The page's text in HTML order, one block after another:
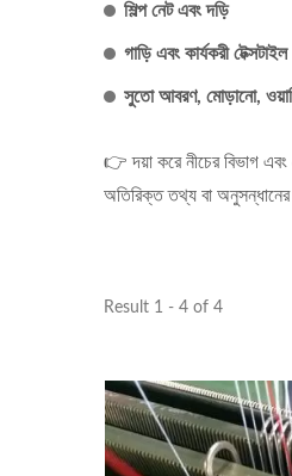
শিল্প নেট এবং দড়ি
গাড়ি এবং কার্যকরী টেক্সটাইল
সুতো আবরণ, মোড়ানো,
👉 দয়া করে নীচের বিভাগ
অতিরিক্ত তথ্য বা
Result 1 - 4 of 4